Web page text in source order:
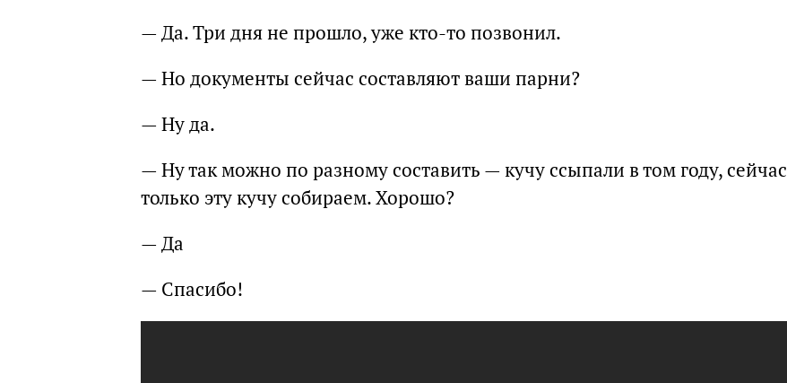
— Да. Три дня не прошло, уже кто-то позвонил.
— Но документы сейчас составляют ваши парни?
— Ну да.
— Ну так можно по разному составить — кучу ссыпали в том году, сейчас
только эту кучу собираем. Хорошо?
— Да
— Спасибо!